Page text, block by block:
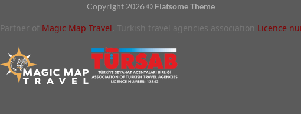
Copyright 2026 © Flatsome Theme
Partner of Magic Map Travel , Turkish travel agencies association Licence